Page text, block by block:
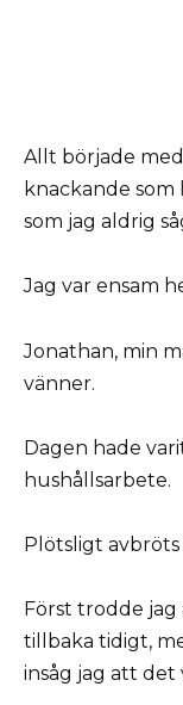
Allt började
knackande
som jag aldrig
Jag var ensam
Jonathan, min
vänner.
Dagen hade
hushållsarbete.
Plötsligt
Först trodde
tillbaka tidigt,
insåg jag att det